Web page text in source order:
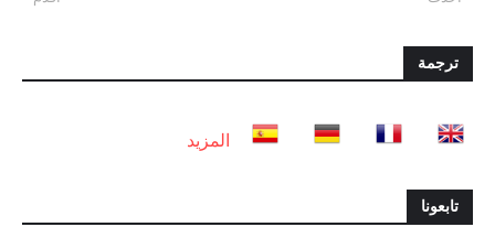
ترجمة
المزيد
تابعونا